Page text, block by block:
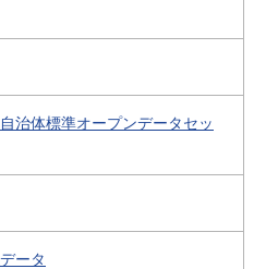
治体標準オープンデータセッ
ータ